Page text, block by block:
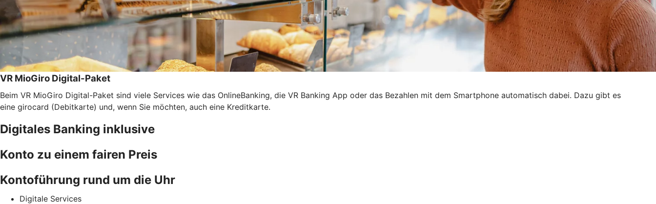
VR MioGiro Digital-Paket
Beim VR MioGiro Digital-Paket sind viele Services wie das OnlineBanking, die VR Banking App oder das Bezahlen mit dem Smartphone automatisch dabei. Dazu gibt es
eine girocard (Debitkarte) und, wenn Sie möchten, auch eine Kreditkarte.
Digitales Banking inklusive
Konto zu einem fairen Preis
Kontoführung rund um die Uhr
Digitale Services